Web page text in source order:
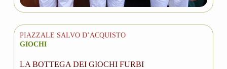
PIAZZALE SALVO D’ACQUISTO
GIOCHI
LA BOTTEGA DEI GIOCHI FURBI